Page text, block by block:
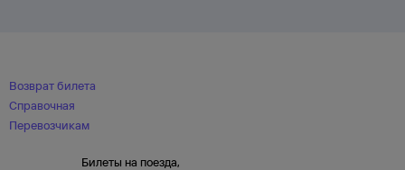
Возврат билета
Справочная
Перевозчикам
Билеты на поезда,